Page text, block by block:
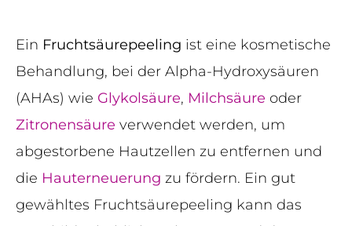
Ein Fruchtsäurepeeling ist eine kosmetische
Behandlung, bei der Alpha-Hydroxysäuren
(AHAs) wie Glykolsäure, Milchsäure oder
Zitronensäure verwendet werden, um
abgestorbene Hautzellen zu entfernen und
die Hauterneuerung zu fördern. Ein gut
gewähltes Fruchtsäurepeeling kann das